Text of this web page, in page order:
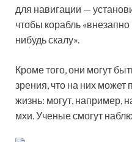
для навигации —
чтобы корабль
нибудь скалу».
Кроме того, они могут
зрения, что на них может
жизнь: могут, например,
мхи. Ученые смогут